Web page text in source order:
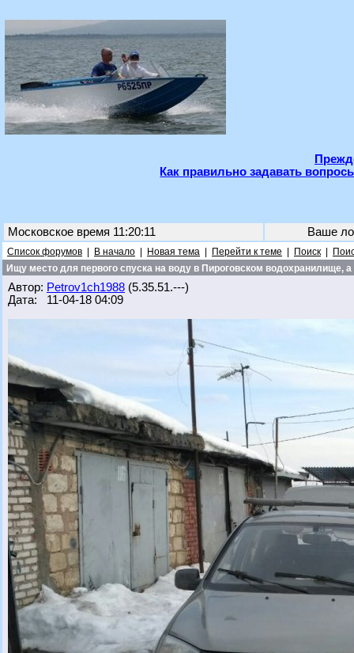
Как правильно задавать
Московское время 11:20:11 Ваше
Список форумов В начало Новая тема Перейти к теме Поиск
Ищу место для первого спуска на воду в Пироговском водохранилище, а
Автор: Petrov1ch1988 (5.35.51.---)
Дата: 11-04-18 04:09